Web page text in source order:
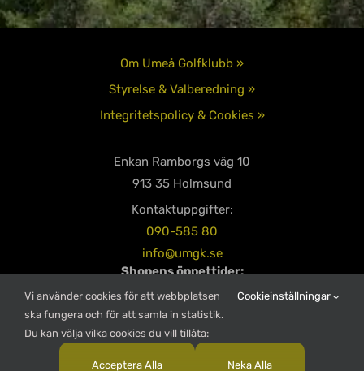
Om Umeå Golfklubb »
Styrelse & Valberedning »
Integritetspolicy & Cookies »
Enkan Ramborgs väg 10
913 35 Holmsund
Kontaktuppgifter:
090-585 80
info@umgk.se
Shopens öppettider:
Måndag – Torsdag 08:00-18:00
Fredag – Söndag 08:00-16:00
Restaurangens öppettider:
Alla dagar: 10:00-19:00
Vi använder cookies för att webbplatsen
ska fungera och för att samla in statistik.
Du kan välja vilka cookies du vill tillåta:
Cookieinställningar
Acceptera Alla Neka Alla